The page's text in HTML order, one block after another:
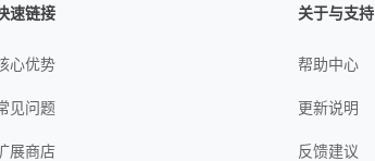
速链接
心优势
见问题
展商店
关于与支持
帮助中心
更新说明
反馈建议